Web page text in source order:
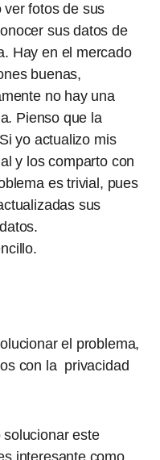
fotos de sus
sus datos de
Hay en el mercado
buenas,
no hay una
Pienso que la
yo actualizo mis
y los comparto con
es trivial, pues
sus
el problema,
con la privacidad
este
interesante como